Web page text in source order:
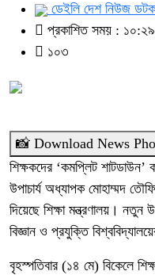
ডেইলি দেশ নিউজ
প্রকাশিত সময় :
১০৩
📸 Download News
শিক্ষকদের ‘কমপ্লিট শাটডাউন’
উপাচার্য অধ্যাপক মোহাম্মদ
দিয়েছে শিক্ষা মন্ত্রণালয়। নতুন
বিজ্ঞান ও প্রযুক্তি
বৃহস্পতিবার (১৪ মে) বিকেলে